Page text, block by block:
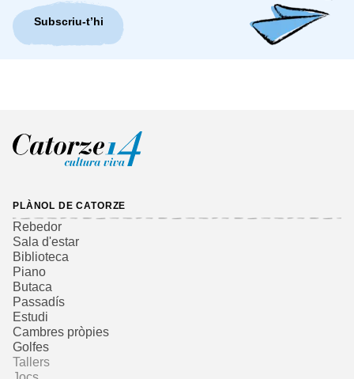
Subscriu-t’hi
PLÀNOL DE CATORZE
Rebedor
Sala d'estar
Biblioteca
Piano
Butaca
Passadís
Estudi
Cambres pròpies
Golfes
Tallers